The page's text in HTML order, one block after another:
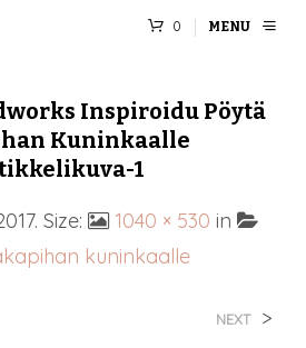
0 MENU
Inspiroidu Pöytä
Kuninkaalle
1
. Size: 1040 × 530 in
kuninkaalle
NEXT >